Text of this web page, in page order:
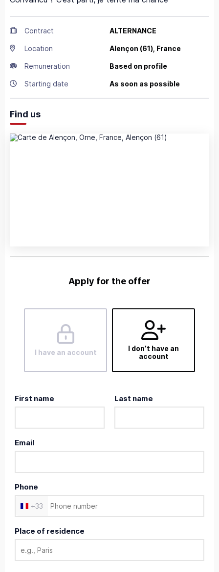
Contract ALTERNANCE
Location Alençon (61), France
Remuneration Based on profile
Starting date As soon as possible
Find us
Apply for the offer
I have an account
I don’t have an
account
First name Last name
Email
Phone
+33
Place of residence